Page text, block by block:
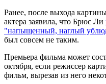
Ранее, после выхода
актера заявила, что Брюс Ли
"напыщенный, наглый
был совсем не таким.
Премьера фильма может
октября, если режиссер
фильм, вырезав из него